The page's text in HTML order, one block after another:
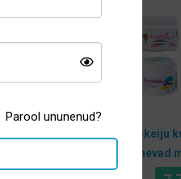
Hammaskeiju
erinevad
Parool ununenud?